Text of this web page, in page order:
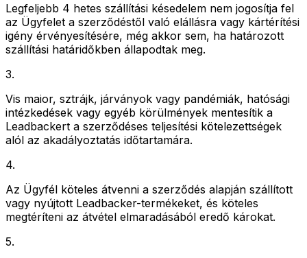
Legfeljebb 4 hetes szállítási késedelem nem jogosítja fel
az Ügyfelet a szerződéstől való elállásra vagy kártérítési
igény érvényesítésére, még akkor sem, ha határozott
szállítási határidőkben állapodtak meg.
3.
Vis maior, sztrájk, járványok vagy pandémiák, hatósági
intézkedések vagy egyéb körülmények mentesítik a
Leadbackert a szerződéses teljesítési kötelezettségek
alól az akadályoztatás időtartamára.
4.
Az Ügyfél köteles átvenni a szerződés alapján szállított
vagy nyújtott Leadbacker-termékeket, és köteles
megtéríteni az átvétel elmaradásából eredő károkat.
5.